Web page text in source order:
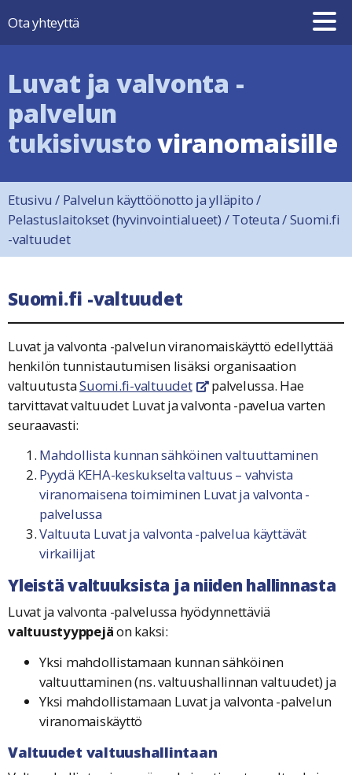
Ota yhteyttä
Luvat ja valvonta -
palvelun
tukisivustoviranomaisille
Etusivu / Palvelun käyttöönotto ja ylläpito/
Pelastuslaitokset (hyvinvointialueet) /Toteuta/Suomi.fi
-valtuudet
Suomi.fi -valtuudet
Luvat ja valvonta -palvelun viranomaiskäyttö edellyttää
henkilön tunnistautumisen lisäksi organisaation
valtuutustaSuomi.fi-valtuudet linkki avautuu uuteen
palvelussa. Hae
tarvittavat valtuudet Luvat ja valvonta -pavelua varten
seuraavasti:
Mahdollista kunnan sähköinen valtuuttaminen
Pyydä KEHA-keskukselta valtuus – vahvista
viranomaisena toimiminen Luvat ja valvonta -
palvelussa
Valtuuta Luvat ja valvonta -palvelua käyttävät
virkailijat
Yleistä valtuuksista ja niiden hallinnasta
Luvat ja valvonta -palvelussa hyödynnettäviä
valtuustyyppejäon kaksi:
Yksi mahdollistamaan kunnan sähköinen
valtuuttaminen (ns. valtuushallinnan valtuudet) ja
Yksi mahdollistamaan Luvat ja valvonta -palvelun
viranomaiskäyttö
Valtuudet valtuushallintaan